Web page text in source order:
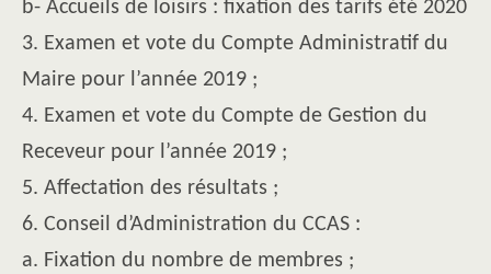
b- Accueils de loisirs : fixation des tarifs été 2020
3. Examen et vote du Compte Administratif du
Maire pour l’année 2019 ;
4. Examen et vote du Compte de Gestion du
Receveur pour l’année 2019 ;
5. Affectation des résultats ;
6. Conseil d’Administration du CCAS :
a. Fixation du nombre de membres ;